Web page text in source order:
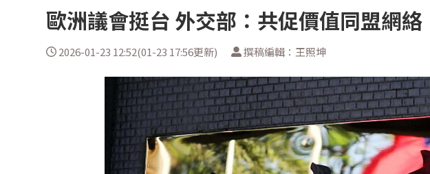
歐洲議會挺台 外交部：共促價值同盟網絡
2026-01-23 12:52(01-23 17:56更新) 撰稿編輯：王照坤